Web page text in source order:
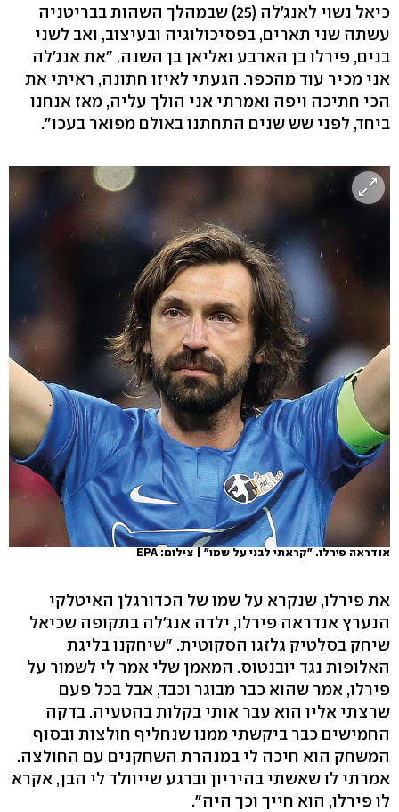
כיאל נשוי לאנג'לה (25) שבמהלך השהות בבריטניה
עשתה שני תארים, בפסיכולוגיה ובעיצוב, ואב לשני
בנים, פירלו בן הארבע ואליאן בן השנה. "את אנג'לה
אני מכיר עוד מהכפר. הגעתי לאיזו חתונה, ראיתי את
הכי חתיכה ויפה ואמרתי אני הולך עליה, מאז אנחנו
ביחד, לפני שש שנים התחתנו באולם מפואר בעכו".
אנדראה פירלו. "קראתי לבני על שמו" | צילום: EPA
את פירלו, שנקרא על שמו של הכדורגלן האיטלקי
הנערץ אנדראה פירלו, ילדה אנג'לה בתקופה שכיאל
שיחק בסלטיק גלזגו הסקוטית. "שיחקנו בליגת
האלופות נגד יובנטוס. המאמן שלי אמר לי לשמור על
פירלו, אמר שהוא כבר מבוגר וכבד, אבל בכל פעם
שרצתי אליו הוא עבר אותי בקלות בהטעיה. בדקה
החמישים כבר ביקשתי ממנו שנחליף חולצות ובסוף
המשחק הוא חיכה לי במנהרת השחקנים עם החולצה.
אמרתי לו שאשתי בהיריון וברגע שייוולד לי הבן, אקרא
לו פירלו, הוא חייך וכך היה".